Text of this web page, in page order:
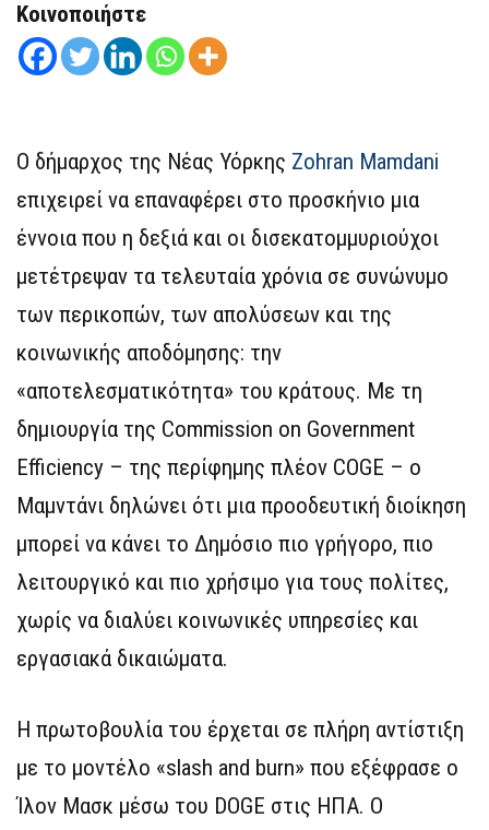
Κοινοποιήστε
Ο δήμαρχος της Νέας Υόρκης Zohran Mamdani
επιχειρεί να επαναφέρει στο προσκήνιο μια
έννοια που η δεξιά και οι δισεκατομμυριούχοι
μετέτρεψαν τα τελευταία χρόνια σε συνώνυμο
των περικοπών, των απολύσεων και της
κοινωνικής αποδόμησης: την
«αποτελεσματικότητα» του κράτους. Με τη
δημιουργία της Commission on Government
Efficiency – της περίφημης πλέον COGE – ο
Μαμντάνι δηλώνει ότι μια προοδευτική διοίκηση
μπορεί να κάνει το Δημόσιο πιο γρήγορο, πιο
λειτουργικό και πιο χρήσιμο για τους πολίτες,
χωρίς να διαλύει κοινωνικές υπηρεσίες και
εργασιακά δικαιώματα.
Η πρωτοβουλία του έρχεται σε πλήρη αντίστιξη
με το μοντέλο «slash and burn» που εξέφρασε ο
Ίλον Μασκ μέσω του DOGE στις ΗΠΑ. Ο